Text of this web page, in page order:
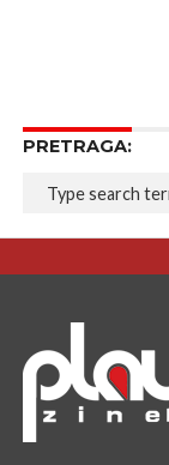
PRETRAGA: